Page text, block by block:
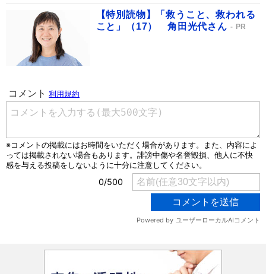
【特別読物】「救うこと、救われる
こと」（17） 角田光代さん
PR